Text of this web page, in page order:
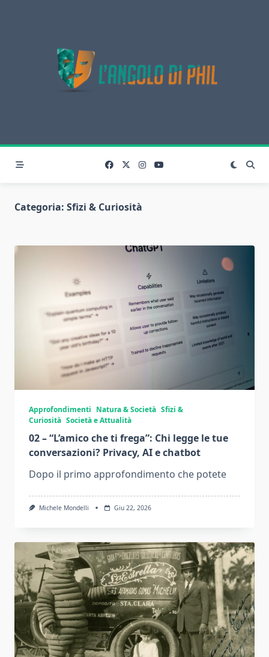
Categoria: Sfizi & Curiosità
Approfondimenti Natura & Società Sfizi &
Curiosità Società e Attualità
02 – “L’amico che ti frega”: Chi legge le tue
conversazioni? Privacy, AI e chatbot
Dopo il primo approfondimento che potete
Michele Mondelli Giu 22, 2026